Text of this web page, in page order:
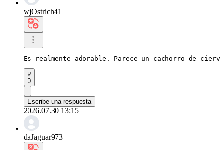
wjOstrich41
Es realmente adorable. Parece un cachorro de
0
Escribe una respuesta
2026.07.30 13:15
daJaguar973